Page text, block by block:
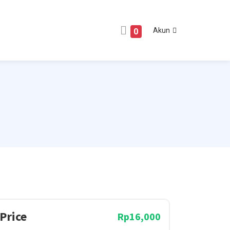
0 Akun
Price Rp16,000